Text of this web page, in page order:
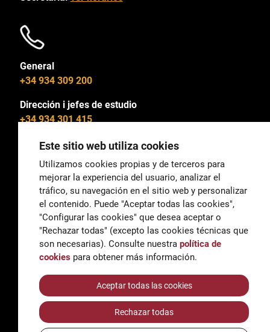
General
+34 934 309 200
Dirección i jefes de estudio
+34 934 301 415
General
correu@escoladeltreball.org
Información
informacio@escoladeltreball.org
Trámites de secretaría
AccessibilidadAviso legal y Política de Privacidad
Este sitio web utiliza cookies
Utilizamos cookies propias y de terceros para
mejorar la experiencia del usuario, analizar el
tráfico, su navegación en el sitio web y personalizar
el contenido. Puede "Aceptar todas las cookies",
"Configurar las cookies" que desea aceptar o
"Rechazar todas" (excepto las cookies técnicas que
son necesarias). Consulte nuestra política de
cookies para obtener más información.
Aceptar todas las cookies
Rechazar todas